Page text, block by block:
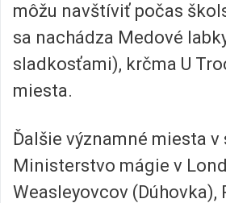
môžu navštíviť počas
sa nachádza Medové
sladkosťami), krčma U
miesta.
Ďalšie významné miesta v
Ministerstvo mágie v
Weasleyovcov